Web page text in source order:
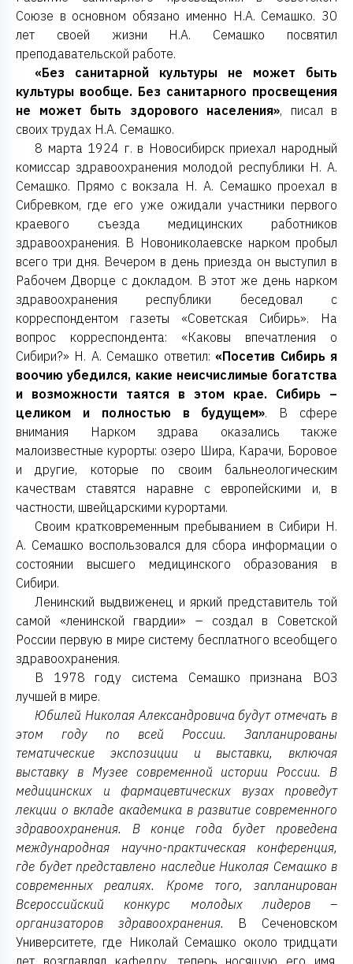
Союзе в основном обязано именно Н.А. Семашко. 30
лет своей жизни Н.А. Семашко посвятил
преподавательской работе.
«Без санитарной культуры не может быть
культуры вообще. Без санитарного просвещения
не может быть здорового населения», писал в
своих трудах Н.А. Семашко.
8 марта 1924 г. в Новосибирск приехал народный
комиссар здравоохранения молодой республики Н. А.
Семашко. Прямо с вокзала Н. А. Семашко проехал в
Сибревком, где его уже ожидали участники первого
краевого съезда медицинских работников
здравоохранения. В Новониколаевске нарком пробыл
всего три дня. Вечером в день приезда он выступил в
Рабочем Дворце с докладом. В этот же день нарком
здравоохранения республики беседовал с
корреспондентом газеты «Советская Сибирь». На
вопрос корреспондента: «Каковы впечатления о
Сибири?» Н. А. Семашко ответил: «Посетив Сибирь я
воочию убедился, какие неисчислимые богатства
и возможности таятся в этом крае. Сибирь –
целиком и полностью в будущем». В сфере
внимания Нарком здрава оказались также
малоизвестные курорты: озеро Шира, Карачи, Боровое
и другие, которые по своим бальнеологическим
качествам ставятся наравне с европейскими и, в
частности, швейцарскими курортами.
Своим кратковременным пребыванием в Сибири Н.
А. Семашко воспользовался для сбора информации о
состоянии высшего медицинского образования в
Сибири.
Ленинский выдвиженец и яркий представитель той
самой «ленинской гвардии» – создал в Советской
России первую в мире систему бесплатного всеобщего
здравоохранения.
В 1978 году система Семашко признана ВОЗ
лучшей в мире.
Юбилей Николая Александровича будут отмечать в
этом году по всей России. Запланированы
тематические экспозиции и выставки, включая
выставку в Музее современной истории России. В
медицинских и фармацевтических вузах проведут
лекции о вкладе академика в развитие современного
здравоохранения. В конце года будет проведена
международная научно-практическая конференция,
где будет представлено наследие Николая Семашко в
современных реалиях. Кроме того, запланирован
Всероссийский конкурс молодых лидеров –
организаторов здравоохранения. В Сеченовском
Университете, где Николай Семашко около тридцати